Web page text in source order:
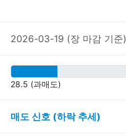
2026-03-19 (장 마감 기준)
28.5 (과매도)
매도 신호 (하락 추세)